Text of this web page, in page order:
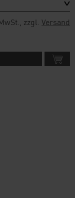
zzgl. Versand